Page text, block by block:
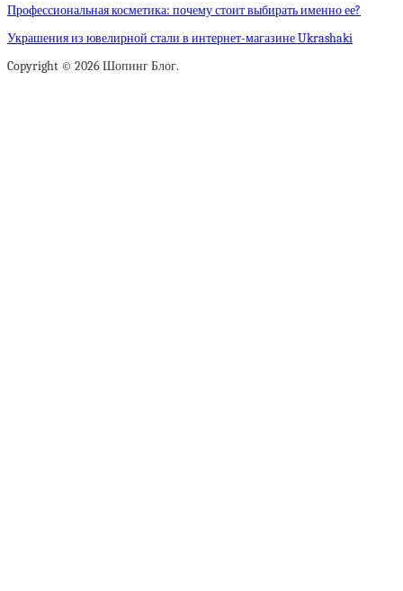
Профессиональная косметика: почему стоит выбирать именно ее?
Украшения из ювелирной стали в интернет-магазине Ukrashaki
Copyright © 2026 Шопинг Блог.